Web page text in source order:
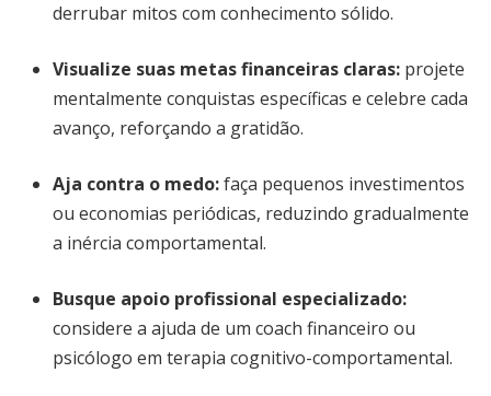
derrubar mitos com conhecimento sólido.
Visualize suas metas financeiras claras: projete
mentalmente conquistas específicas e celebre cada
avanço, reforçando a gratidão.
Aja contra o medo:faça pequenos investimentos
ou economias periódicas, reduzindo gradualmente
a inércia comportamental.
Busque apoio profissional especializado:
considere a ajuda de um coach financeiro ou
psicólogo em terapia cognitivo-comportamental.